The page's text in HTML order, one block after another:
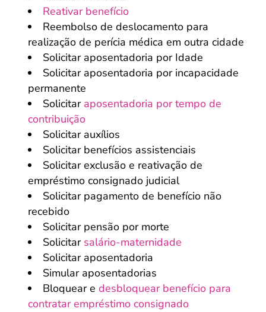
Reativar benefício
Reembolso de deslocamento para
realização de perícia médica em outra cidade
Solicitar aposentadoria por Idade
Solicitar aposentadoria por incapacidade
permanente
Solicitaraposentadoria por tempo de
contribuição
Solicitar auxílios
Solicitar benefícios assistenciais
Solicitar exclusão e reativação de
empréstimo consignado judicial
Solicitar pagamento de benefício não
recebido
Solicitar pensão por morte
Solicitar salário-maternidade
Solicitar aposentadoria
Simular aposentadorias
Bloquear e desbloquear benefício para
contratar empréstimo consignado